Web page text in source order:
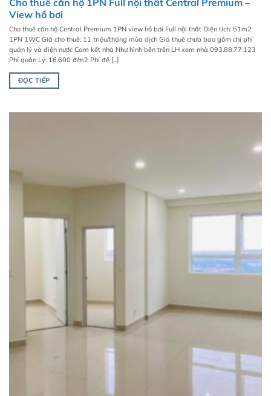
Cho thuê căn hộ 1PN Full nội thất Central Premium –
View hồ bơi
Cho thuê căn hộ Central Premium 1PN view hồ bơi Full nội thất Diện tích: 51m2
1PN 1WC Giá cho thuê: 11 triệu/tháng mùa dịch Giá thuê chưa bao gồm chi phí
quản lý và điện nước Cam kết nhà Như hình bên trên LH xem nhà 093.88.77.123
Phí quản Lý: 16.600 đ/m2 Phí để [...]
ĐỌC TIẾP